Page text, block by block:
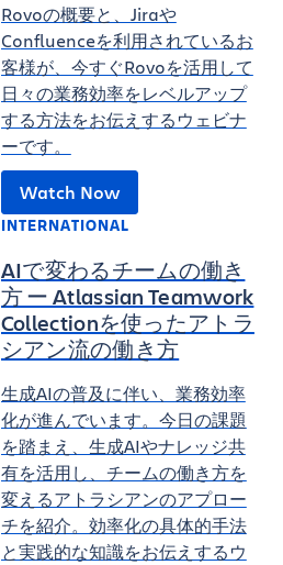
Rovoの概要と、Jiraや
Confluenceを利用されているお
客様が、今すぐRovoを活用して
日々の業務効率をレベルアップ
する方法をお伝えするウェビナ
ーです。
Watch Now
INTERNATIONAL
AIで変わるチームの働き
方 ー Atlassian Teamwork
Collectionを使ったアトラ
シアン流の働き方
生成AIの普及に伴い、業務効率
化が進んでいます。今日の課題
を踏まえ、生成AIやナレッジ共
有を活用し、チームの働き方を
変えるアトラシアンのアプロー
チを紹介。効率化の具体的手法
と実践的な知識をお伝えするウ